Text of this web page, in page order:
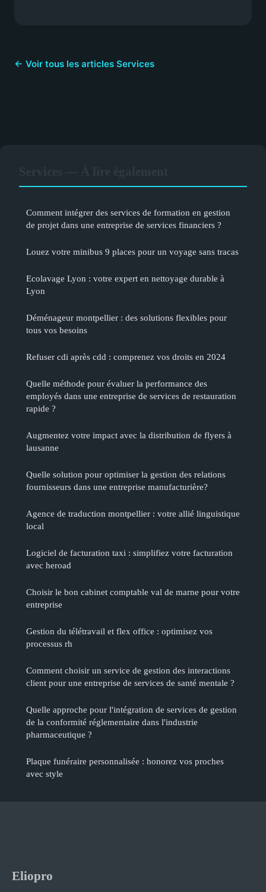
← Voir tous les articles Services
Comment intégrer des services de formation en gestion
de projet dans une entreprise de services financiers ?
Louez votre minibus 9 places pour un voyage sans tracas
Ecolavage Lyon : votre expert en nettoyage durable à
Lyon
Déménageur montpellier : des solutions flexibles pour
tous vos besoins
Refuser cdi après cdd : comprenez vos droits en 2024
Quelle méthode pour évaluer la performance des
employés dans une entreprise de services de restauration
rapide ?
Augmentez votre impact avec la distribution de flyers à
lausanne
Quelle solution pour optimiser la gestion des relations
fournisseurs dans une entreprise manufacturière?
Agence de traduction montpellier : votre allié linguistique
local
Logiciel de facturation taxi : simplifiez votre facturation
avec heroad
Choisir le bon cabinet comptable val de marne pour votre
entreprise
Gestion du télétravail et flex office : optimisez vos
processus rh
Comment choisir un service de gestion des interactions
client pour une entreprise de services de santé mentale ?
Quelle approche pour l'intégration de services de gestion
de la conformité réglementaire dans l'industrie
pharmaceutique ?
Plaque funéraire personnalisée : honorez vos proches
avec style
Eliopro